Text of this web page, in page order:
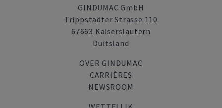
GINDUMAC GmbH
Trippstadter Strasse 110
67663 Kaiserslautern
Duitsland
OVER GINDUMAC
CARRIÈRES
NEWSROOM